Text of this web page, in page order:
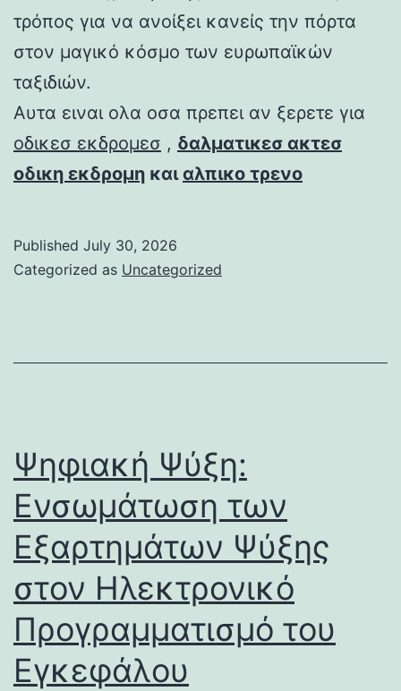
τρόπος για να ανοίξει κανείς την πόρτα
στον μαγικό κόσμο των ευρωπαϊκών
ταξιδιών.
Αυτα ειναι ολα οσα πρεπει αν ξερετε για
οδικεσ εκδρομεσ , δαλματικεσ ακτεσ
οδικη εκδρομη καιαλπικο τρενο
Published July 30, 2026
Categorized as Uncategorized
Ψηφιακή Ψύξη:
Ενσωμάτωση των
Εξαρτημάτων Ψύξης
στον Ηλεκτρονικό
Προγραμματισμό του
Εγκεφάλου